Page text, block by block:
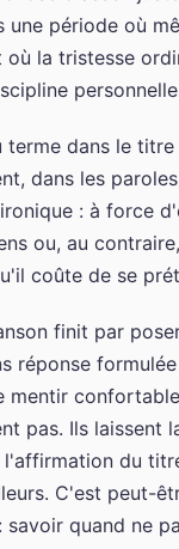
une période où
la tristesse
terme dans le titre
dans les
: à force
ou, au
coûte de se
finit par
réponse
mentir
pas. Ils laissent
l'affirmation du
C'est peut-
quand ne